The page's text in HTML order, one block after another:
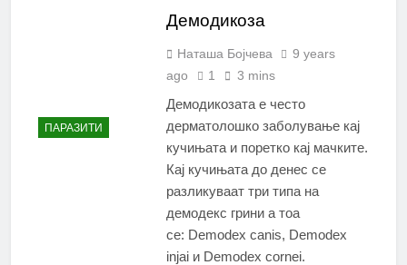
ПАРАЗИТИ
Демодикоза
Наташа Бојчева
9 years
ago
1 3 mins
Демодикозата е често
дерматолошко заболување кај
кучињата и поретко кај мачките.
Кај кучињата до денес се
разликуваат три типа на
демодекс грини а тоа
се: Demodex canis, Demodex
injai и Demodex cornei.